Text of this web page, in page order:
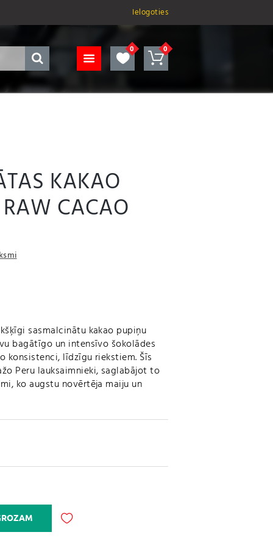
Ielogoties
KAKAO
CACAO
sasmalcinātu kakao pupiņu
bagātīgo un intensīvo šokolādes
konsistenci, līdzīgu riekstiem. Šīs
Peru lauksaimnieki, saglabājot to
ko augstu novērtēja maiju un